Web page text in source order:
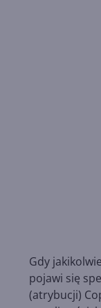
Gdy
pojawi się
(atrybucji)